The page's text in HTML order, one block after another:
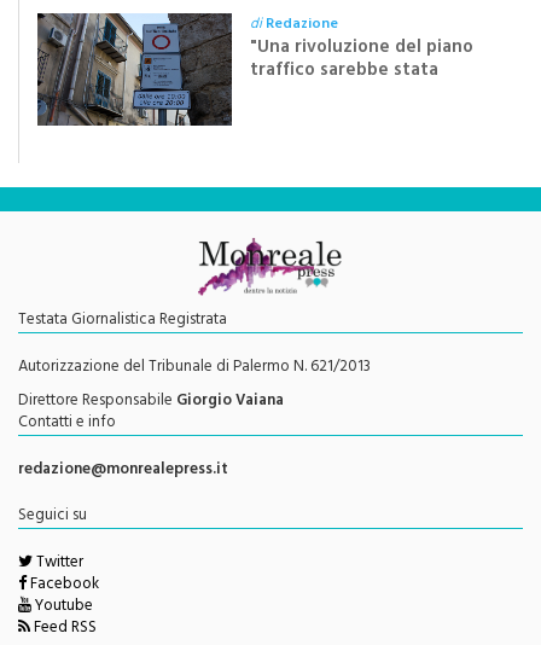
diRedazione
"Una rivoluzione del piano
traffico sarebbe stata
Testata Giornalistica Registrata
Autorizzazione del Tribunale di Palermo N. 621/2013
Direttore Responsabile Giorgio Vaiana
Contatti e info
redazione@monrealepress.it
Seguici su
Twitter
Facebook
Youtube
Feed RSS